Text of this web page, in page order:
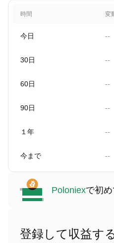
時間 変
今日 --
30日 --
60日 --
90日 --
１年 --
今まで --
Poloniexで初
登録して収益す